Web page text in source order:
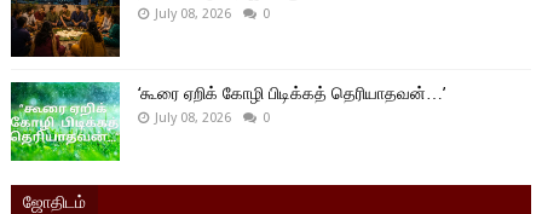
July 08, 2026 0
‘கூரை ஏறிக் கோழி பிடிக்கத் தெரியாதவன்…’
July 08, 2026 0
ஜோதிடம்